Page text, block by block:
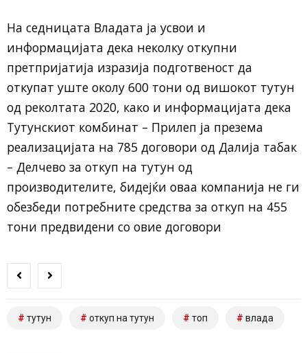
На седницата Владата ја усвои и
информацијата дека неколку откупни
претпријатија изразија подготвеност да
откупат уште околу 600 тони од вишокот тутун
од реколтата 2020, како и информацијата дека
Тутунскиот комбинат – Прилеп ја презема
реализацијата на 785 договори од Далија табак
– Делчево за откуп на тутун од
производителите, бидејќи оваа компанија не ги
обезбеди потребните средства за откуп на 455
тони предвидени со овие договори
тутун откуп на тутун топ влада